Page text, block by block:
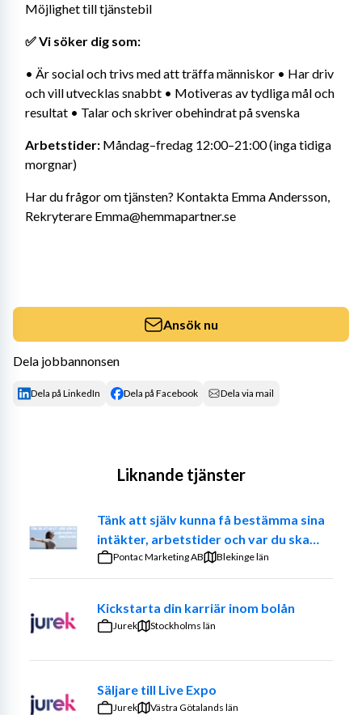
Möjlighet till tjänstebil
✅ Vi söker dig som:
• Är social och trivs med att träffa människor • Har driv
och vill utvecklas snabbt • Motiveras av tydliga mål och
resultat • Talar och skriver obehindrat på svenska
Arbetstider: Måndag–fredag 12:00–21:00 (inga tidiga
morgnar)
Har du frågor om tjänsten? Kontakta Emma Andersson,
Rekryterare Emma@hemmapartner.se
Ansök nu
Dela jobbannonsen
Dela på LinkedIn Dela på Facebook Dela via mail
Liknande tjänster
Tänk att själv kunna få bestämma sina
intäkter, arbetstider och var du ska
jobba. – Prova på att vara din egen
chef
Pontac Marketing AB Blekinge län
Kickstarta din karriär inom bolån
Jurek Stockholms län
Säljare till Live Expo
Jurek Västra Götalands län